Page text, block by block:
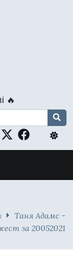
🔥
Таня Адамс -
за 20052021